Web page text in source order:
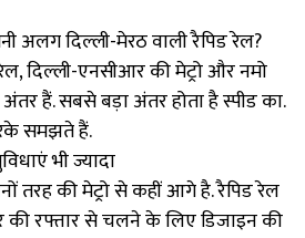
अलग दिल्ली-मेरठ वाली रैपिड रेल?
दिल्ली-एनसीआर की मेट्रो और नमो
हैं. सबसे बड़ा अंतर होता है स्पीड का.
समझते हैं.
भी ज्यादा
तरह की मेट्रो से कहीं आगे है. रैपिड रेल
की रफ्तार से चलने के लिए डिजाइन की